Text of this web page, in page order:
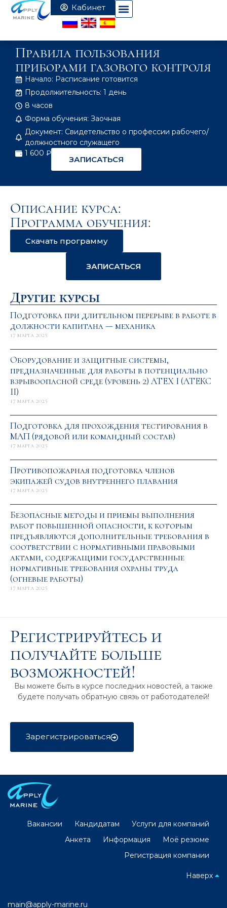
Правила пользования
приборами газового контроля
Начало: Расписание готовится
Продолжительность: 1 день
8 часов
Форма обучения: Заочная
Документ: Свидетельство о профессии рабочего/
должностного служащего
1 600 ₽
ЗАПИСАТЬСЯ
Описание курса:
Программа обучения:
Скачать программу
ЗАПИСАТЬСЯ
Другие курсы
Подготовка при длительном перерыве в работе в
должности капитана — механика
17 марта 2025
Оборудование и защитные системы,
предназначенные для работы в потенциально
взрывоопасной среде (уровень 2) АТЕХ I (АТЕКС
II)
17 марта 2025
Подготовка для прохождения тестирования в
МАП (рядовой или командный состав)
17 марта 2025
Противопожарная подготовка членов
экипажей судов внутреннего плавания
17 марта 2025
Безопасные методы и приемы выполнения
работ повышенной опасности, к которым
предъявляются дополнительные требования в
соответствии с нормативными правовыми
актами, содержащими государственные
нормативные требования охраны труда
(огневые работы)
17 марта 2025
Регистрируйтесь и
получайте больше
возможностей!
Вы можете быть в курсе последних новостей, а также
будете получать обратную связь от работодателей!
Зарегистрироваться
Вакансии Кандидатам
Услуги для компаний
Анкета
Информация
Моё резюме
Регистрация компании
Наверх
main@apply-marine.ru